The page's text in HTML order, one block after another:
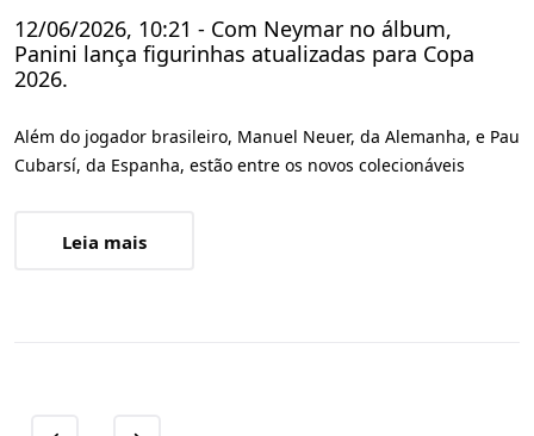
12/06/2026, 10:21 - Com Neymar no álbum,
Panini lança figurinhas atualizadas para Copa
2026.
Além do jogador brasileiro, Manuel Neuer, da Alemanha, e Pau
Cubarsí, da Espanha, estão entre os novos colecionáveis
Leia mais